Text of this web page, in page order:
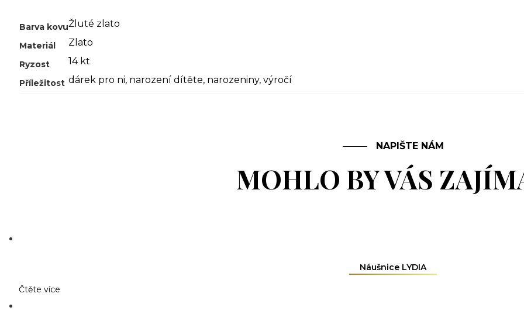
Barva kovuŽluté zlato
Materiál Zlato
Ryzost 14 kt
Příležitost dárek pro ni, narození dítěte, narozeniny, výročí
NAPIŠTE NÁM
MOHLO BY VÁS
Náušnice LYDIA
Čtěte více